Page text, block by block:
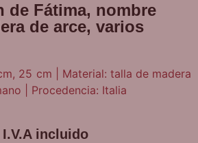
de Fátima, nombre
de arce, varios
25 cm | Material: talla de madera
| Procedencia: Italia
I.V.A incluido